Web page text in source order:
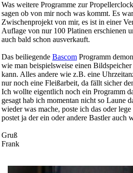
Was weitere Programme zur
sagen ob von mir noch was kommt. Es
Zwischenprojekt von mir, es ist in einer
Auflage von nur 100 Platinen erschienen
auch bald schon ausverkauft.
Das beiliegende Bascom Programm
wie man beispielsweise einen
kann. Alles andere wie z.B. eine
nur noch eine Fleißarbeit, da fällt sicher
Ich wollte eigentlich noch ein Programm
gesagt hab ich momentan nicht so Laune
wieder was mache, poste ich das oder
postet ja der ein oder andere Bastler auch
Gruß
Frank